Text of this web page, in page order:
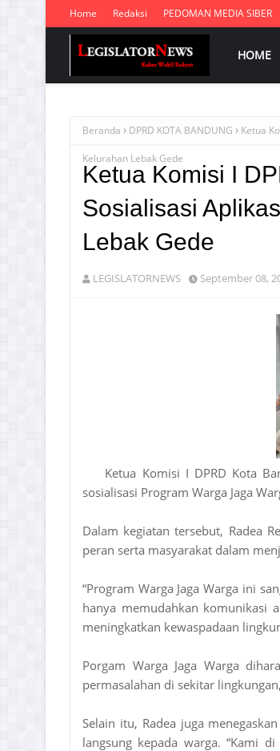
Home Redaksi PEDOMAN MEDIA SIBER
HOME
Beranda DPRD KOTA BANDUNG Ketua
Kelurahan Lebak Gede
Ketua Komisi I
Sosialisasi
Lebak Gede
LEGISLATORNEWS September 08,
Ketua Komisi I DPRD Kota
sosialisasi Program Warga Jaga
Dalam kegiatan tersebut, Radea
peran serta masyarakat dalam
“Program Warga Jaga Warga ini
hanya memudahkan komunikasi
meningkatkan kewaspadaan
Porgam Warga Jaga Warga
permasalahan di sekitar
Selain itu, Radea juga
langsung kepada warga. “Kami